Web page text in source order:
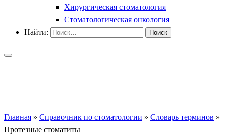
Хирургическая стоматология
Стоматологическая онкология
Найти:
Главная » Справочник по стоматологии » Словарь терминов »
Протезные стоматиты